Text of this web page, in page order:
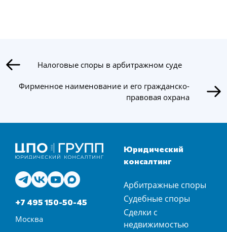
Налоговые споры в арбитражном суде
Фирменное наименование и его гражданско-
правовая охрана
+7 495 150-50-45
Москва
Юридический
консалтинг
Арбитражные споры
Судебные споры
Сделки с
недвижимостью